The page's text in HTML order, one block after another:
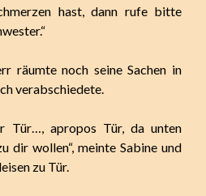
hast, dann rufe bitte
räumte noch seine Sachen in
verabschiedete.
Tür…, apropos Tür, da unten
dir wollen“, meinte Sabine und
zu Tür.